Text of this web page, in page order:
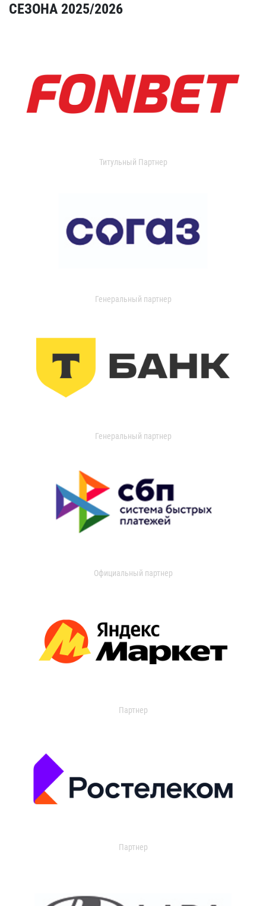
СЕЗОНА 2025/2026
Титульный Партнер
Генеральный партнер
Генеральный партнер
Официальный партнер
Партнер
Партнер